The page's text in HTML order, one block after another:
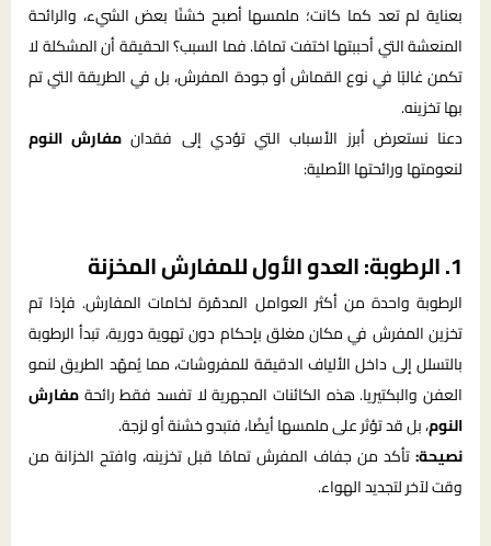
بعناية لم تعد كما كانت؛ ملمسها أصبح خشنًا بعض الشيء، والرائحة
المنعشة التي أحببتها اختفت تمامًا. فما السبب؟ الحقيقة أن المشكلة لا
تكمن غالبًا في نوع القماش أو جودة المفرش، بل في الطريقة التي تم
بها تخزينه.
دعنا نستعرض أبرز الأسباب التي تؤدي إلى فقدان مفارش النوم
لنعومتها ورائحتها الأصلية:
1. الرطوبة: العدو الأول للمفارش المخزنة
الرطوبة واحدة من أكثر العوامل المدمّرة لخامات المفارش. فإذا تم
تخزين المفرش في مكان مغلق بإحكام دون تهوية دورية، تبدأ الرطوبة
بالتسلل إلى داخل الألياف الدقيقة للمفروشات، مما يُمهّد الطريق لنمو
العفن والبكتيريا. هذه الكائنات المجهرية لا تفسد فقط رائحةمفارش
النوم، بل قد تؤثر على ملمسها أيضًا، فتبدو خشنة أو لزجة.
نصيحة:تأكد من جفاف المفرش تمامًا قبل تخزينه، وافتح الخزانة من
وقت لآخر لتجديد الهواء.